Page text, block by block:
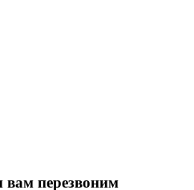
перезвоним